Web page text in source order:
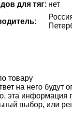
для тяг: нет
товару
на него будут
эта информация
выбор, или